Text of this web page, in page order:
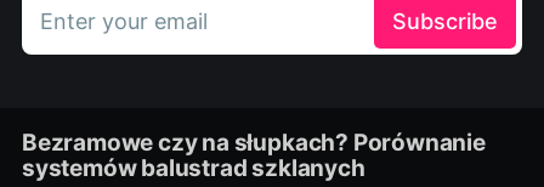
Enter your email Subscribe
Bezramowe czy na słupkach? Porównanie
systemów balustrad szklanych